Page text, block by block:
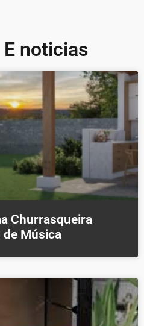
noticias
Churrasqueira
de Música